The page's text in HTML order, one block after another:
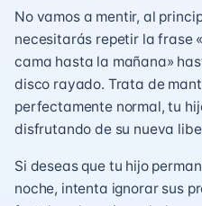
No vamos a mentir, al
necesitarás repetir la frase
cama hasta la mañana»
disco rayado. Trata de
perfectamente normal, tu
disfrutando de su nueva
Si deseas que tu hijo
noche, intenta ignorar sus